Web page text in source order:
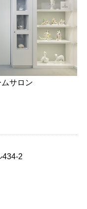
サロン
434-2